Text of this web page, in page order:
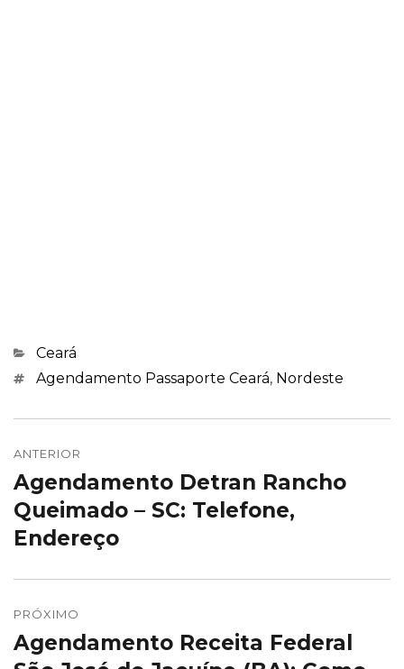
Categorias
Ceará
Marcações
Agendamento Passaporte Ceará, Nordeste
de
Post
ANTERIOR
Post
anterior:
Agendamento Detran Rancho
Queimado – SC: Telefone,
Endereço
PRÓXIMO
Próximo
Agendamento Receita Federal